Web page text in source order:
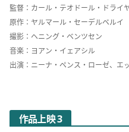
監督：カール・テオドール・ドライ
原作：ヤルマール・セーデルベルイ
撮影：ヘニング・ベンツセン
音楽：ヨアン・イェアシル
出演：ニーナ・ペンス・ローゼ、エ
作品上映 3